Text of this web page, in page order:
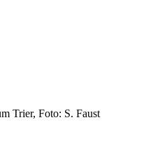
Trier, Foto: S. Faust